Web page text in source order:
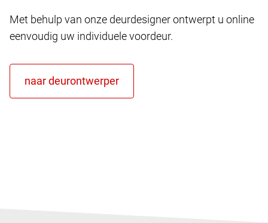
Met behulp van onze deurdesigner ontwerpt u online
eenvoudig uw individuele voordeur.